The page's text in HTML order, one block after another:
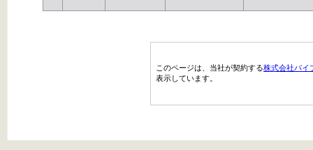
このページは、当社が契約する株式会社パイ
表示しています。